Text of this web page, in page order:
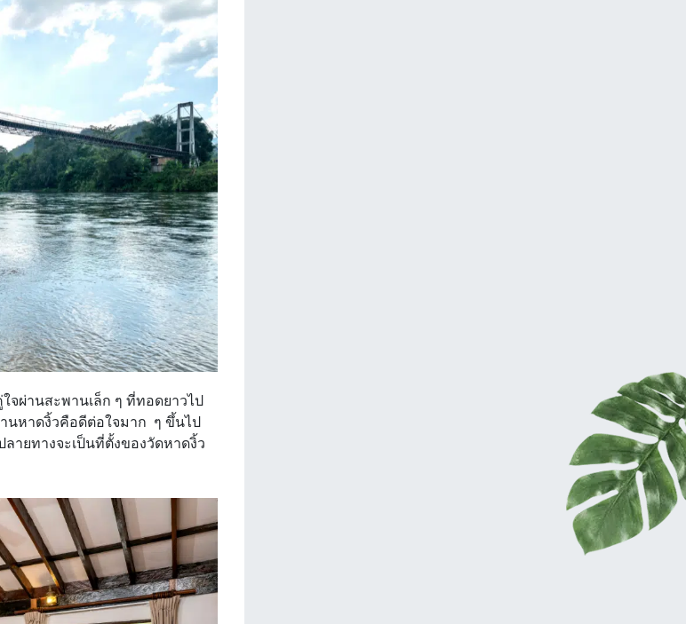
จผ่านสะพานเล็ก ๆ ที่ทอดยาวไป
นหาดงิ้วคือดีต่อใจมาก ๆ ขึ้นไป
ายทางจะเป็นที่ตั้งของวัดหาดงิ้ว